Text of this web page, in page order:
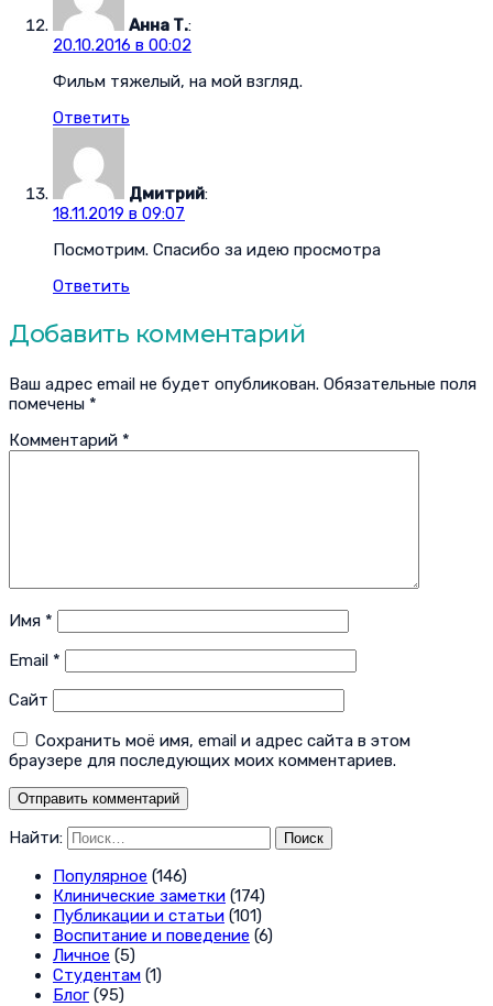
Анна Т.:
20.10.2016 в 00:02
Фильм тяжелый, на мой взгляд.
Ответить
Дмитрий:
18.11.2019 в 09:07
Посмотрим. Спасибо за идею просмотра
Ответить
Добавить комментарий
Ваш адрес email не будет опубликован. Обязательные поля
помечены *
Комментарий *
Имя *
Email *
Сайт
Сохранить моё имя, email и адрес сайта в этом
браузере для последующих моих комментариев.
Найти:
Популярное (146)
Клинические заметки (174)
Публикации и статьи (101)
Воспитание и поведение (6)
Личное (5)
Студентам (1)
Блог (95)